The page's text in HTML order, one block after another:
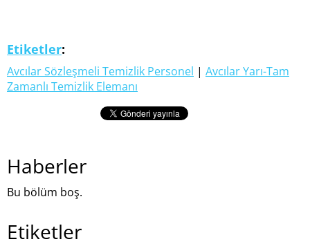
Etiketler:
Avcılar Sözleşmeli Temizlik Personel | Avcılar Yarı-Tam
Zamanlı Temizlik Elemanı
Haberler
Bu bölüm boş.
Etiketler